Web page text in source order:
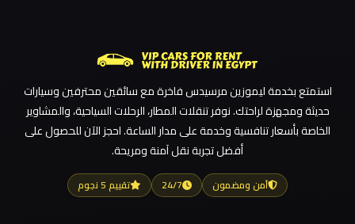
ليموزين مطار العلمين الجديدة
ليموزين مطار العلمين
ليموزين مطار العالمين
ليموزين مطار العاصمة الادارية
ليموزين مطار اكتوبر
ليموزين
مرسي
مطروح
استمتع بخدمة ليموزين مرسيدس فاخرة مع سائقين محترفين وسيارات
حديثة ومجهزة لراحتك. نوفر تنقلات المطار، الرحلات السياحية، والمشاوير
الخاصة بأسعار تنافسية وخدمة على مدار الساعة. احجز الآن للحصول على
أفضل تجربة نقل آمنة ومريحة.
آمن ومضمون 24/7 تقييم 5 نجوم